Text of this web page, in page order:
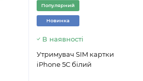
Популярний
Новинка
В наявності
Утримувач SIM картки
iPhone 5C білий